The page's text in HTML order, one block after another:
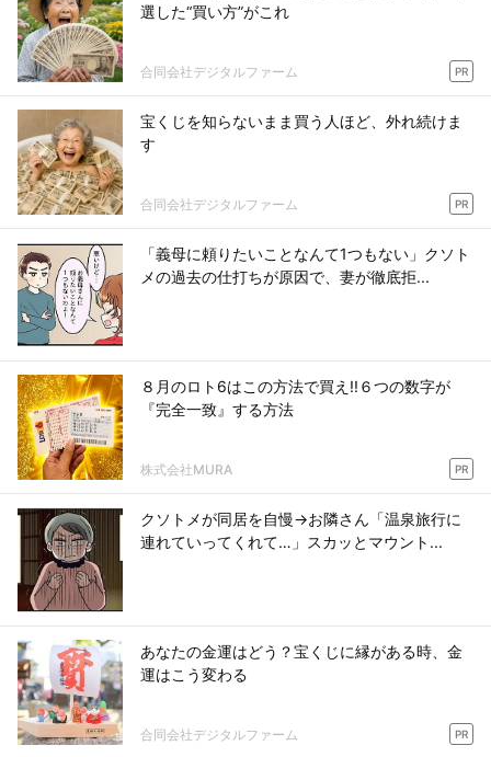
選した“買い方”がこれ
合同会社デジタルファーム PR
宝くじを知らないまま買う人ほど、外れ続けま
す
合同会社デジタルファーム PR
「義母に頼りたいことなんて1つもない」クソト
メの過去の仕打ちが原因で、妻が徹底拒...
８月のロト6はこの方法で買え!!６つの数字が
『完全一致』する方法
株式会社MURA PR
クソトメが同居を自慢→お隣さん「温泉旅行に
連れていってくれて…」スカッとマウント...
あなたの金運はどう？宝くじに縁がある時、金
運はこう変わる
合同会社デジタルファーム PR